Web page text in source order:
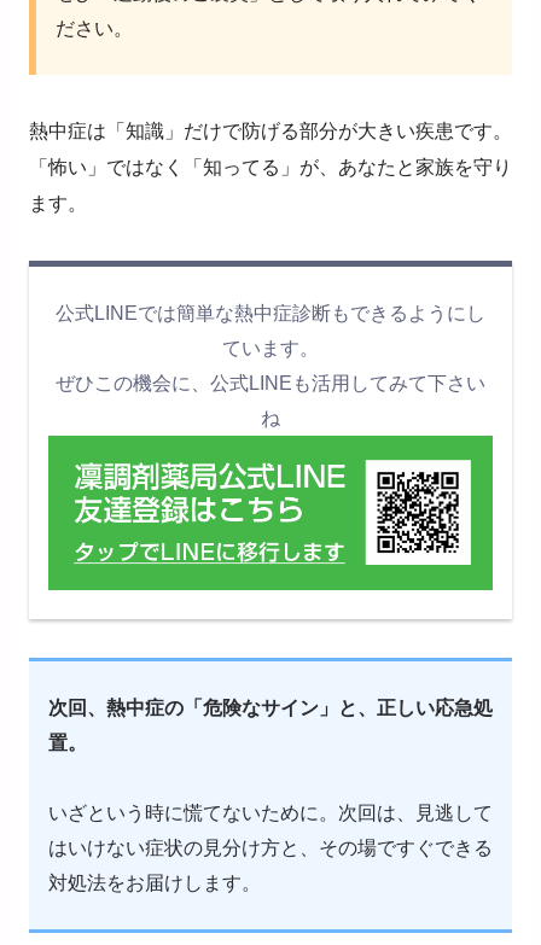
ださい。
熱中症は「知識」だけで防げる部分が大きい疾患です。
「怖い」ではなく「知ってる」が、あなたと家族を守り
ます。
公式LINEでは簡単な熱中症診断もできるようにし
ています。
ぜひこの機会に、公式LINEも活用してみて下さい
ね
次回、熱中症の「危険なサイン」と、正しい応急処
置。
いざという時に慌てないために。次回は、見逃して
はいけない症状の見分け方と、その場ですぐできる
対処法をお届けします。